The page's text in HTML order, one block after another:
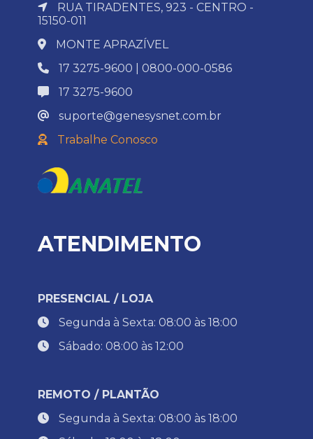
RUA TIRADENTES, 923 - CENTRO -
15150-011
MONTE APRAZÍVEL
17 3275-9600 | 0800-000-0586
17 3275-9600
suporte@genesysnet.com.br
Trabalhe Conosco
ATENDIMENTO
PRESENCIAL / LOJA
Segunda à Sexta: 08:00 às 18:00
Sábado: 08:00 às 12:00
REMOTO / PLANTÃO
Segunda à Sexta: 08:00 às 18:00